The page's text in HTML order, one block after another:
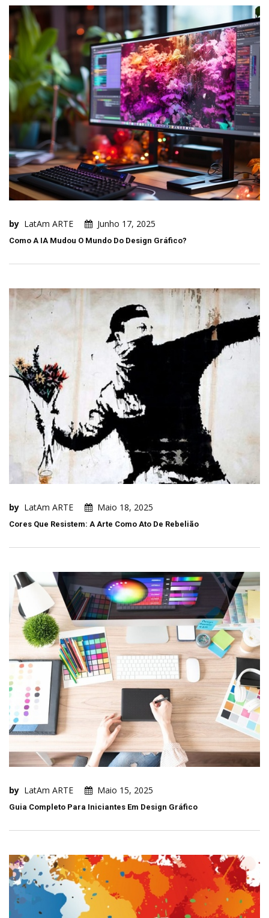
by LatAm ARTE Junho 17, 2025
Como A IA Mudou O Mundo Do Design Gráfico?
by LatAm ARTE Maio 18, 2025
Cores Que Resistem: A Arte Como Ato De Rebelião
by LatAm ARTE Maio 15, 2025
Guia Completo Para Iniciantes Em Design Gráfico